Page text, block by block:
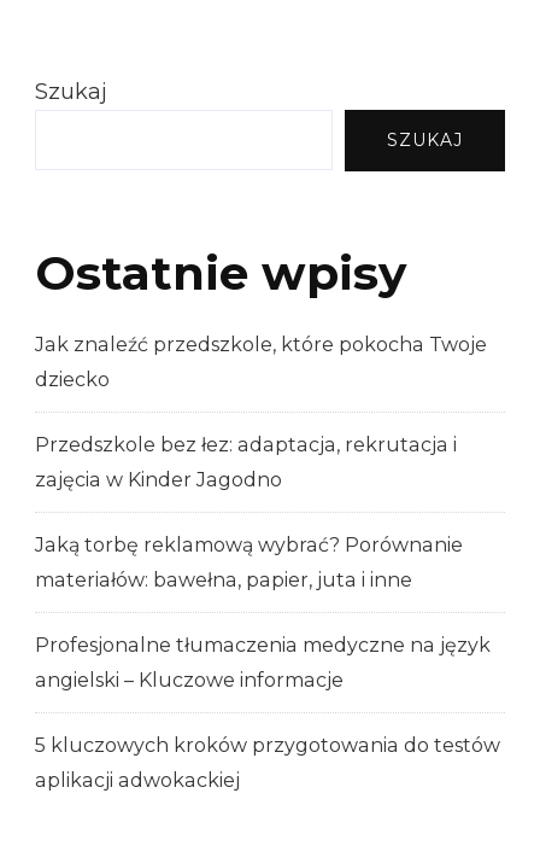
Szukaj
SZUKAJ
Ostatnie wpisy
Jak znaleźć przedszkole, które pokocha Twoje
dziecko
Przedszkole bez łez: adaptacja, rekrutacja i
zajęcia w Kinder Jagodno
Jaką torbę reklamową wybrać? Porównanie
materiałów: bawełna, papier, juta i inne
Profesjonalne tłumaczenia medyczne na język
angielski – Kluczowe informacje
5 kluczowych kroków przygotowania do testów
aplikacji adwokackiej